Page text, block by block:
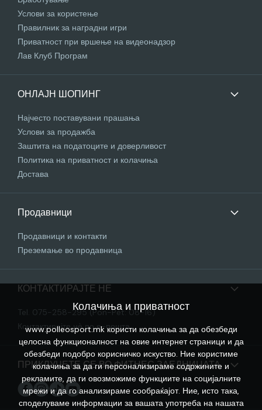
Услови за користење
Правилник за наградни игри
Приватност при вршење на видеонадзор
Лав Клуб Програм
ОНЛАЈН ШОПИНГ
Најчесто поставувани прашања
Услови за продажба
Заштита на податоците и доверливост
Политика на приватност и колачиња
Достава
Продавници
Продавници и контакти
Преземање во продавница
КОНТАКТИРАЈТЕ НЕ
Tel. 075-258-295 (Pon-Pet: 08-16)
Контактирајте нѐ по е-пошта
ПРИКЛУЧЕТЕ СЕ ВО ФИТНЕС ЗАЕДНИЦАТА
Колачиња и приватност
www.polleosport.mk користи колачиња за да обезбеди
целосна функционалност на овие интернет страници и да
обезбеди подобро корисничко искуство. Ние користиме
колачиња за да ги персонализираме содржините и
рекламите, да ги овозможиме функциите на социјалните
мрежи и да го анализираме сообраќајот. Ние, исто така,
споделуваме информации за вашата употреба на нашата